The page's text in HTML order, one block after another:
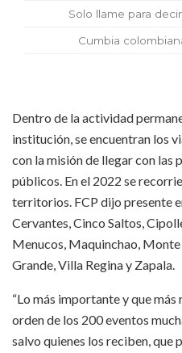
Solo llame para
Cumbia
Dentro de la actividad
institución, se encuentran los
con la misión de llegar con las
públicos. En el 2022 se
territorios. FCP dijo presente
Cervantes, Cinco Saltos,
Menucos, Maquinchao,
Grande, Villa Regina y Zapala.
“Lo más importante y que
orden de los 200 eventos
salvo quienes los reciben, que